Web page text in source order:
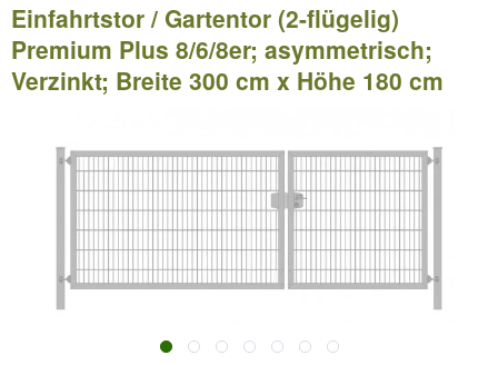
Einfahrtstor / Gartentor (2-flügelig)
Premium Plus 8/6/8er; asymmetrisch;
Verzinkt; Breite 300 cm x Höhe 180 cm